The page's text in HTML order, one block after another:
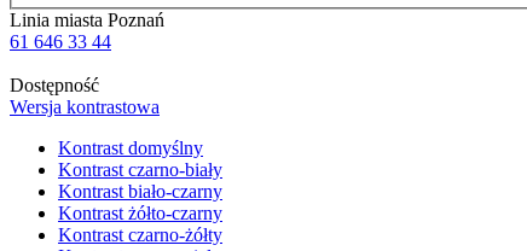
Linia miasta Poznań
61 646 33 44
Dostępność
Wersja kontrastowa
Kontrast domyślny
Kontrast czarno-biały
Kontrast biało-czarny
Kontrast żółto-czarny
Kontrast czarno-żółty